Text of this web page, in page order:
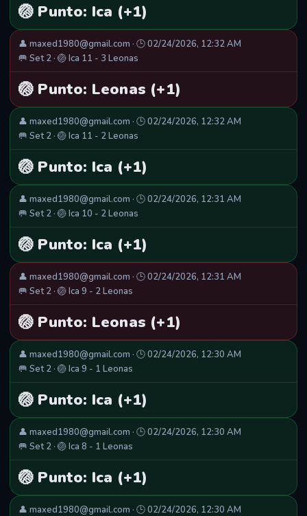
🏐 Punto: Ica (+1)
👤 maxed1980@gmail.com · 🕒 02/24/2026, 12:32 AM
🥅 Set 2 · 🏐 Ica 11 - 3 Leonas
🏐 Punto: Leonas (+1)
👤 maxed1980@gmail.com · 🕒 02/24/2026, 12:32 AM
🥅 Set 2 · 🏐 Ica 11 - 2 Leonas
🏐 Punto: Ica (+1)
👤 maxed1980@gmail.com · 🕒 02/24/2026, 12:31 AM
🥅 Set 2 · 🏐 Ica 10 - 2 Leonas
🏐 Punto: Ica (+1)
👤 maxed1980@gmail.com · 🕒 02/24/2026, 12:31 AM
🥅 Set 2 · 🏐 Ica 9 - 2 Leonas
🏐 Punto: Leonas (+1)
👤 maxed1980@gmail.com · 🕒 02/24/2026, 12:30 AM
🥅 Set 2 · 🏐 Ica 9 - 1 Leonas
🏐 Punto: Ica (+1)
👤 maxed1980@gmail.com · 🕒 02/24/2026, 12:30 AM
🥅 Set 2 · 🏐 Ica 8 - 1 Leonas
🏐 Punto: Ica (+1)
👤 maxed1980@gmail.com · 🕒 02/24/2026, 12:30 AM